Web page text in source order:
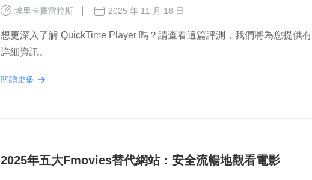
埃里卡費雷拉斯 2025 年 11 月 18 日
想更深入了解 QuickTime Player 嗎？請查看這篇評測，我們將為您提供
詳細資訊。
閱讀更多
2025年五大Fmovies替代網站：安全流暢地觀看電影